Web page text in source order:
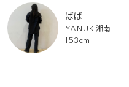
ばば
YANUK 湘南
153cm